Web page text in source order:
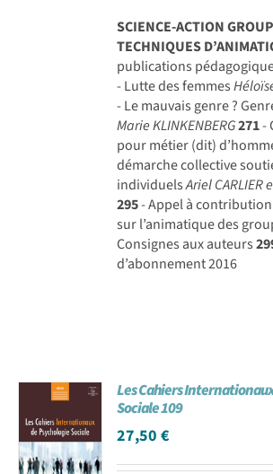
SCIENCE-ACTION
TECHNIQUES
publications
- Lutte des femmes
- Le mauvais genre ?
Marie KLINKENBERG271-
pour métier (dit)
démarche collective
individuelsAriel CARLIER
295- Appel à
sur l’animatique des
Consignes aux auteurs
d’abonnement 2016
Les Cahiers
Sociale 109
27,50€